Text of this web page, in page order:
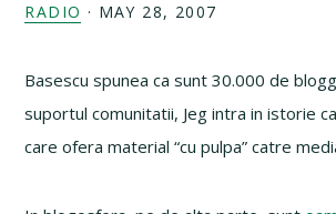
RADIO · MAY 28, 2007
Basescu spunea ca sunt 30.000 de
suportul comunitatii, Jeg intra in istorie
care ofera material “cu pulpa” catre